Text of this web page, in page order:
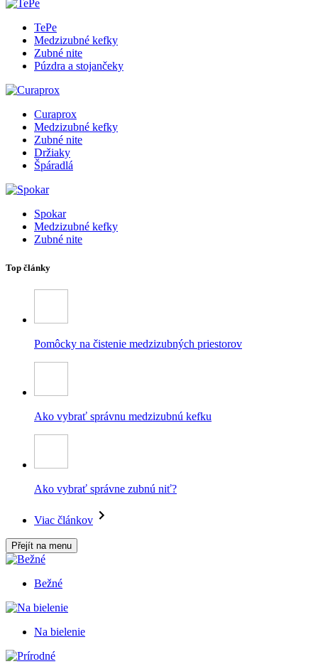
TePe
Medzizubné kefky
Zubné nite
Púzdra a stojančeky
Curaprox
Medzizubné kefky
Zubné nite
Držiaky
Špáradlá
Spokar
Medzizubné kefky
Zubné nite
Top články
Pomôcky na čistenie medzizubných priestorov
Ako vybrať správnu medzizubnú kefku
Ako vybrať správne zubnú niť?
Viac článkov
Přejít na menu
Bežné
Na bielenie